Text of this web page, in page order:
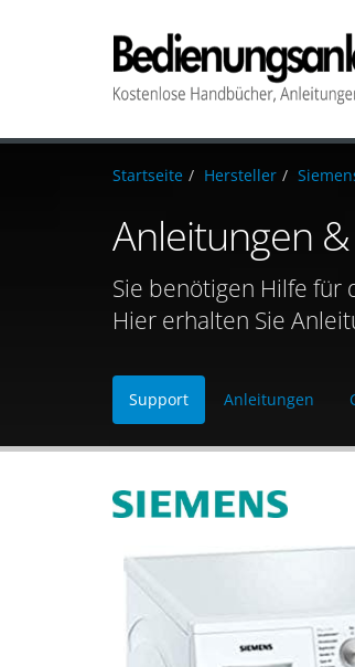
Startseite Hersteller
Anleitungen
Sie benötigen Hilfe für
Hier erhalten Sie
Support Anleitungen